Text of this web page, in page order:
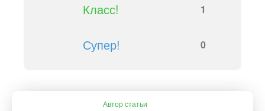
Класс! 1
Супер! 0
Автор статьи